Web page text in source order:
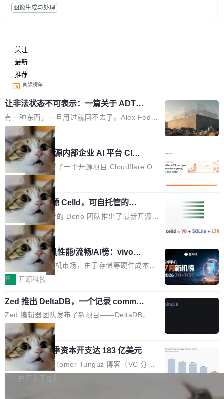
图像生成与处理
关注
最新
推荐
阅读榜单
让非法状态不可表示：一篇关于 ADT
的帖子在 Reddit 火了
有一种东西，一旦用过就回不去了。Alex Fedos
eev 管它叫"软件设计的基石"。 他说的东西不新
鲜——代数数据类型（ADT），尤其是和类型
（sum type）。但他说清楚了一件事：这不是类
型系统的学术体操，是日常编码的思维方式。 文
章从一个简单的例子切入。一个网站的深色主题
设置，如果用布尔值 + 可空字段来表示——bool
ean 表示是否可切换，nullable 的默认模式、浅
色方案、深色方案——会产生大量无意义的组
合。方案缺了、配置冲突了、全 null 了。要知道
哪些组合有效，作者说，你得靠"文档、校验、或
者部落知识"。 换个写法。Rust 的 enum，两个
变体：Switchable...
局
Cloudflare 开源内部企业 AI 平台 Clou
dflare OS
Cloudflare 发布了一个开源项目 Cloudflare O
S。如果你只看官方博客，你会觉得这是又一
个"AI 知识库 + 聊天机器人"——每个大厂都在
做，没什么新鲜的。 但 Kenton Varda 在 Twitte
r 上把事情说清楚了： 今天我们发布了 Cloudfla
re OS，一个带连接器的聊天机器人，跟其他所
有科技公司做的一样。只不过，实际上它不一
样。这是 Sandstorm.io 的重制版，我十年前的
那个创业公司。不同的是，这次它构建在 Cloudf
lare Workers 上——我花了九年时间搭建的平台
——并且深度集成了 AI。这基本上是我十年秘密
计划的顶峰。 十年前，Ken...
局
Deno 团队开源 Celld，可自托管的分
布式 Durable Objects
Ryan Dahl 领导的 Deno 团队推出了最新开源项
目 Celld，一个能在自己机器上运行 Cloudflare
Workers 和 Durable Objects 的守护进程。 设
计思路很直接：每个对象是一个独立的 SQLite
数据库，按名称寻址，复制到你自己的 S3 兼容
存储库里。节点之间只通过这个存储库协调——
个小型数据库，应用天然按分片构建，单个数据
库的竞争和爆炸半径问题在设计层面就被消除
了。 闲置的 cell 会休眠到几乎不占资源。当 cel
l 迁移或唤醒时，新宿主从 S3 恢复 SQLite 数据
库继续执行。存储库是持久化的唯一真相...
局
鲁大师7月新机性能/流畅/AI榜：vivo夺
性能、流畅双第一，三星Galaxy Z系列
新折叠缺席
2026年7月的手机市场，由于存储等硬件成本暴
增，手机厂商的日子也不好过啊，新机速度明显
高价的三星折叠（三星Galaxy Z Fold8 Ultra / Z
Fold8 / Z Flip8）外，其余要么是中低端机器，
例如iQOO Z11i、REDMI Note 17、REDMI No
te 17 Pro、OPPO K15，要么是vivo X300 E这
样的次旗舰。 Galaxy Z Fold8 Ultra / Z Fold8 /
Z Flip8三款折叠屏新机均在7月22日发布，且全
部搭载骁龙8 Elite Gen5 for Galaxy，它们本该
开 开源科技
Zed 推出 DeltaDB，一个记录 commit
之间所有操作的版本控制系统
Zed 编辑器团队发布了新项目——DeltaDB，一
个在 git commit 之间记录每一次编辑操作的版
本控制系统。目前处于 Early Access 阶段。 De
ltaDB 的核心思路直接写在 landing page 最显
眼的位置：「Software is made between com
mits」——软件是在 commit 之间写出来的。git
局
SpaceXAI 单季资本开支达 183 亿美元
根据风险投资人Tomer Tunguz 博客（VC 分
析）披露的最新分析与第二季度业绩报告，Spac
白开水不加糖